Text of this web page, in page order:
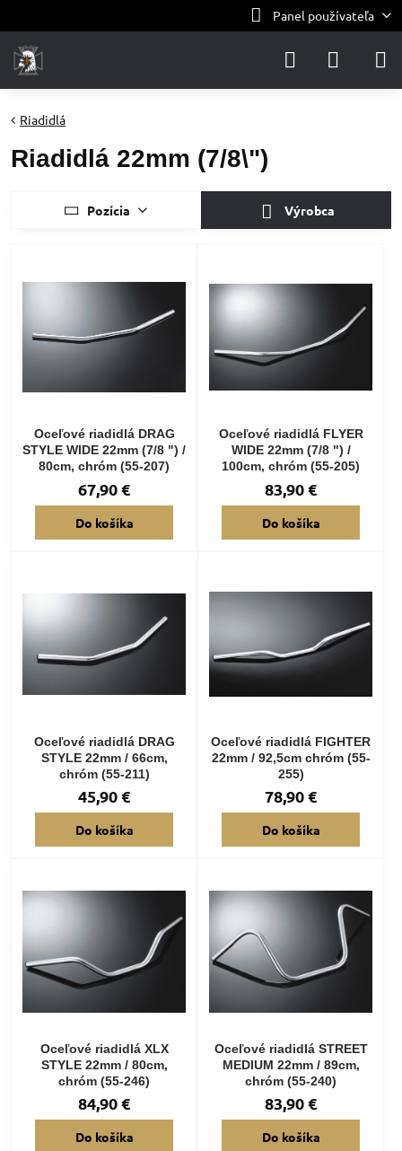
Panel používateľa
Riadidlá
Riadidlá 22mm (7/8\")
Pozícia Výrobca
Oceľové riadidlá DRAG
STYLE WIDE 22mm (7/8 ") /
80cm, chróm (55-207)
67,90 €
Do košíka
Oceľové riadidlá FLYER
WIDE 22mm (7/8 ") /
100cm, chróm (55-205)
83,90 €
Do košíka
Oceľové riadidlá DRAG
STYLE 22mm / 66cm,
chróm (55-211)
45,90 €
Do košíka
Oceľové riadidlá FIGHTER
22mm / 92,5cm chróm (55-
255)
78,90 €
Do košíka
Oceľové riadidlá XLX
STYLE 22mm / 80cm,
chróm (55-246)
84,90 €
Do košíka
Oceľové riadidlá STREET
MEDIUM 22mm / 89cm,
chróm (55-240)
83,90 €
Do košíka